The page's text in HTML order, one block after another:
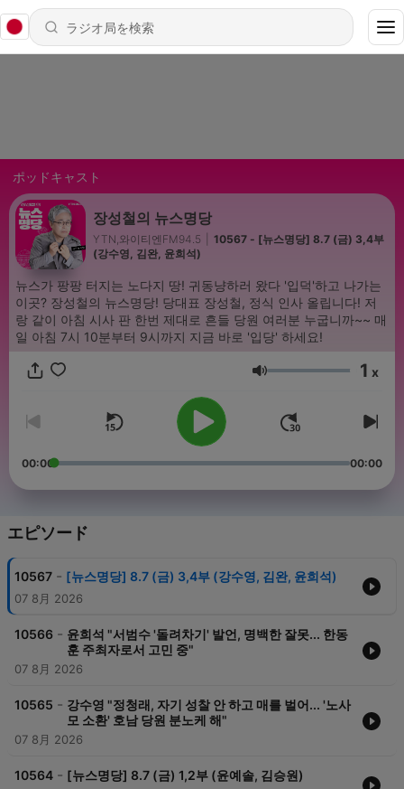
ポッドキャスト
장성철의 뉴스명당
YTN,와이티엔FM94.5
10567 - [뉴스명당] 8.7 (금) 3,4부
(강수영, 김완, 윤희석)
뉴스가 팡팡 터지는 노다지 땅! 귀동냥하러 왔다 '입덕'하고 나가는
이곳? 장성철의 뉴스명당! 당대표 장성철, 정식 인사 올립니다! 저
랑 같이 아침 시사 판 한번 제대로 흔들 당원 여러분 누굽니까~~ 매
일 아침 7시 10분부터 9시까지 지금 바로 '입당' 하세요!
音量 1 x
00:00 00:00
エピソード
10567 - [뉴스명당] 8.7 (금) 3,4부 (강수영, 김완, 윤희석)
07 8月 2026
10566 - 윤희석 "서범수 '돌려차기' 발언, 명백한 잘못... 한동
훈 주최자로서 고민 중"
07 8月 2026
10565 - 강수영 "정청래, 자기 성찰 안 하고 매를 벌어... '노사
모 소환' 호남 당원 분노케 해"
07 8月 2026
10564 - [뉴스명당] 8.7 (금) 1,2부 (윤예솔, 김승원)